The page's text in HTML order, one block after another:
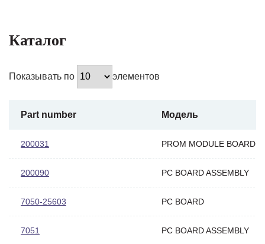
Каталог
Показывать по элементов
Part number Модель
200031 PROM MODULE BOARD
200090 PC BOARD ASSEMBLY
7050-25603 PC BOARD
7051 PC BOARD ASSEMBLY